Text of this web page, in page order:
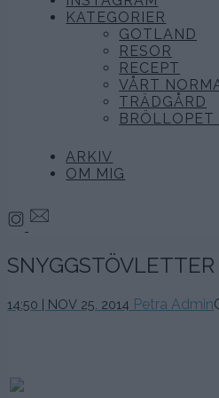
KATEGORIER
GOTLAND
RESOR
RECEPT
VÅRT
TRÄDGÅRD
BRÖLLOPET
ARKIV
OM MIG
SNYGGSTÖVLETTER
14:50 | NOV 25. 2014 Petra Admin